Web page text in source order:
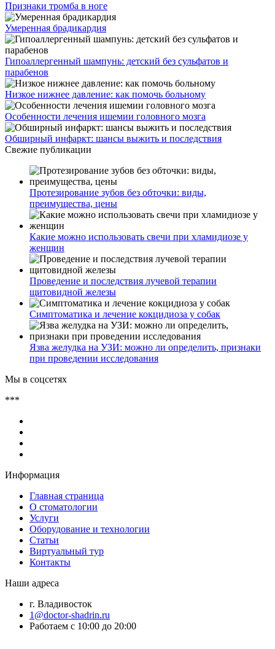
Признаки тромба в ноге
Умеренная брадикардия
Гипоаллергенный шампунь: детский без сульфатов и
парабенов
Низкое нижнее давление: как помочь больному
Особенности лечения ишемии головного мозга
Обширный инфаркт: шансы выжить и последствия
Свежие публикации
Протезирование зубов без обточки: виды,
преимущества, цены
Какие можно использовать свечи при хламидиозе у
женщин
Проведение и последствия лучевой терапии
щитовидной железы
Симптоматика и лечение кокцидиоза у собак
Язва желудка на УЗИ: можно ли определить, признаки
при проведении исследования
Мы в соцсетях
***
Информация
Главная страница
О стоматологии
Услуги
Оборудование и технологии
Статьи
Виртуальный тур
Контакты
Наши адреса
г. Владивосток
1@doctor-shadrin.ru
Работаем с 10:00 до 20:00